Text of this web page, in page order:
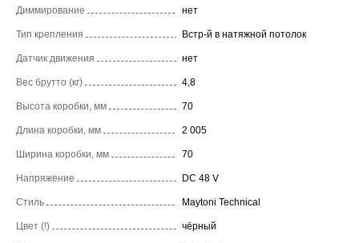
Диммирование нет
Тип крепления Встр-й в натяжной потолок
Датчик движения нет
Вес брутто (кг) 4,8
Высота коробки, мм 70
Длина коробки, мм 2 005
Ширина коробки, мм 70
Напряжение DC 48 V
Стиль Maytoni Technical
Цвет (!) чёрный